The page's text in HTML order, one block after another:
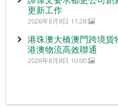
更新工作
2026年8月8日 11:28
港珠澳大橋澳門跨境貨
港澳物流高效聯通
2026年8月8日 10:00